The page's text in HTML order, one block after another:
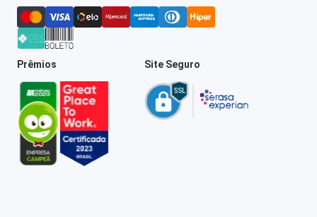
Prêmios Site Seguro